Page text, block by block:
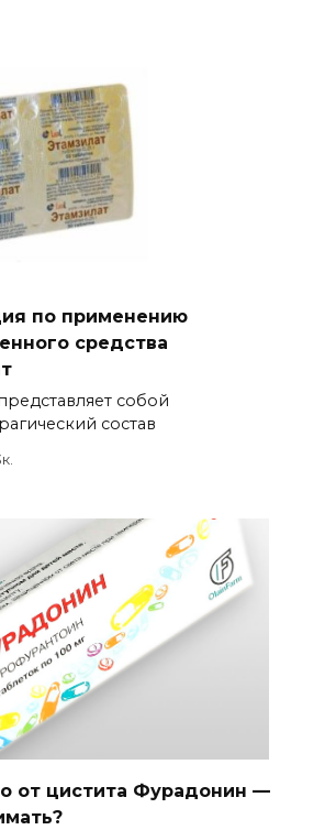
по применению
средства
собой
состав
от цистита Фурадонин —